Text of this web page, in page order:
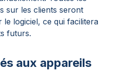
sur les clients seront
le logiciel, ce qui facilitera
futurs.
aux appareils